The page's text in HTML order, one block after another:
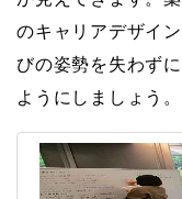
のキャリアデザイ
びの姿勢を失わず
ようにしましょう。